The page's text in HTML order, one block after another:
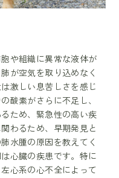
や組織に異常な液体が
が空気を取り込めなく
激しい息苦しさを感じ
酸素がさらに不足し、
ため、緊急性の高い疾
わるため、早期発見と
水腫の原因を教えてく
心臓の疾患です。特に
心系の心不全によって